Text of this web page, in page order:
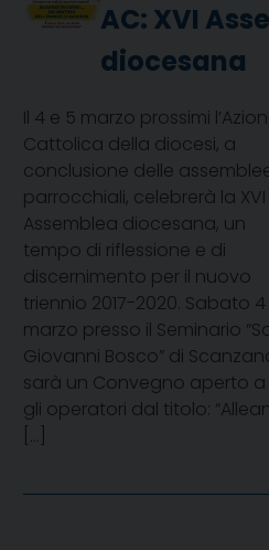
AC: XVI
diocesana
Il 4 e 5 marzo prossimi
Cattolica della diocesi, a
conclusione delle
parrocchiali, celebrerà la XVI
Assemblea diocesana, un
tempo di riflessione e di
discernimento per il nuovo
triennio 2017-2020. Sabato 4
marzo presso il Seminario
Giovanni Bosco” di
sarà un Convegno aperto
gli operatori dal titolo:
[…]